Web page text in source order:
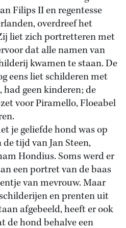
Filips II en regentesse
overdreef het
liet zich portretteren met
dat alle namen van
kwamen te staan. De
eens liet schilderen met
geen kinderen; de
voor Piramello, Floeabel
je geliefde hond was op
tijd van Jan Steen,
Hondius. Soms werd er
een portret van de baas
van mevrouw. Maar
en prenten uit
afgebeeld, heeft er ook
de hond behalve een